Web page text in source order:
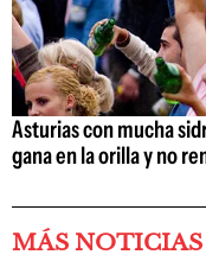
Asturias con mucha
gana en la orilla y no
MÁS